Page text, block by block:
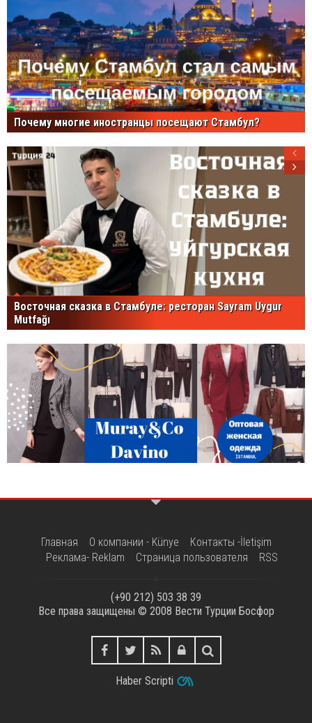
Почему многие иностранцы посещают Стамбул?
Восточная сказка в Стамбуле: ресторан Sayram Uygur
Mutfağı
Главная О компании - Künye
Контакты -İletişim
Реклама- Reklam
Страница пользователя RSS
(+90 212) 503 38 39
Все права защищены © 2008 Вести Турции Босфор
Haber Scripti